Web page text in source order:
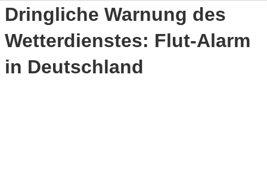
Dringliche Warnung des
Wetterdienstes: Flut-Alarm
in Deutschland